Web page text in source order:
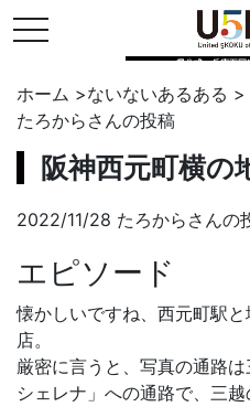
toggle navigation
県公式・兵庫五国
ホーム >ないないあるある >
たろから さんの投稿
阪神西元町横の
2022/11/28 たろからさんの
エピソード
懐かしいですね、西元町駅
店。
厳密に言うと、写真の通路
シェレナ」への通路で、三